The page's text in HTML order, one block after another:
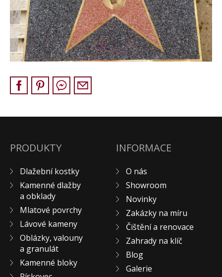
Pískovec
Solitéry
Kamenné bloky
Výrobky z kamene na zakázku
Creative Floor
Doplňkový sortiment
KAMENNÉ DLAŽBY, OBKLADY
ZAKÁZKY NA MÍRU
VÝPRODEJ
BLOG
KONTAKT
PRODUKTY
Dlažební kostky
Kamenné dlažby
a obklady
Mlatové povrchy
Lávové kameny
Oblázky, valouny
a granulát
Kamenné bloky
INFORMACE
O nás
Showroom
Novinky
Zakázky na míru
Čištění a renovace
Zahrady na klíč
Blog
Galerie